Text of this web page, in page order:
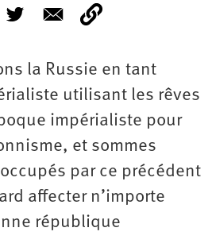
la Russie en tant
utilisant les rêves
impérialiste pour
et sommes
par ce précédent
affecter n’importe
république